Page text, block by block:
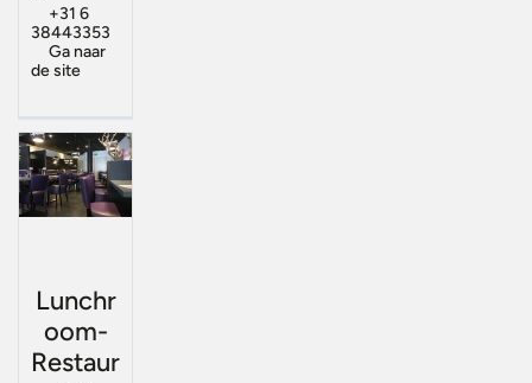
+31 6
38443353
Ga naar
de site
Lunchr
oom-
Restaur